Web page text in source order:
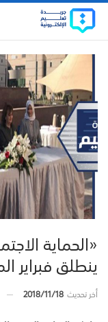
«الحماية
ينطلق فبراير
أخر تحديث2018/11/18